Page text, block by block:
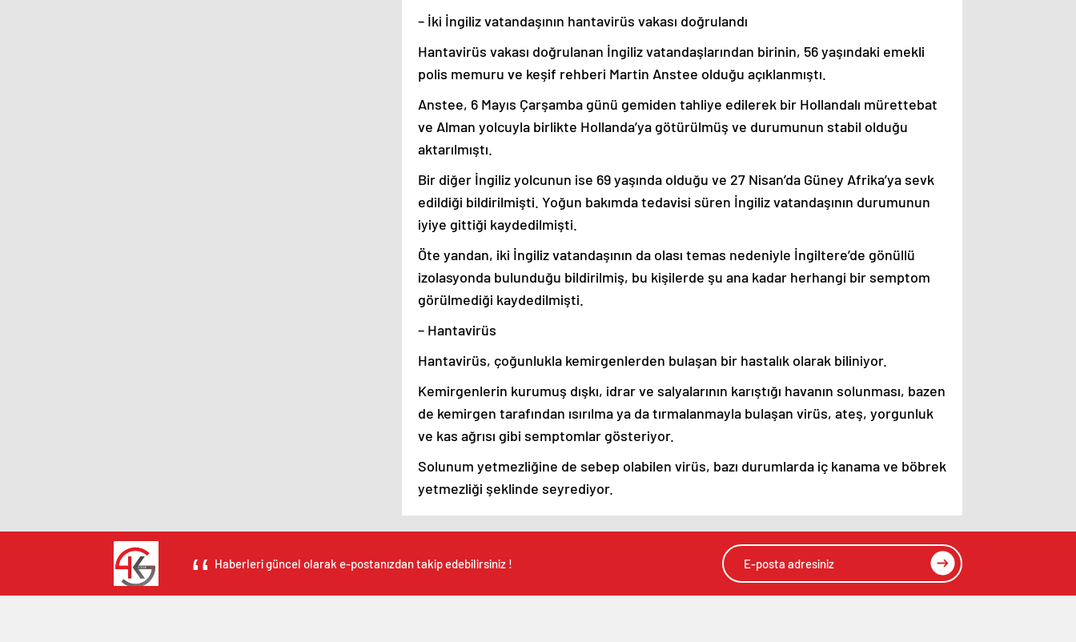
– İki İngiliz vatandaşının hantavirüs vakası doğrulandı
Hantavirüs vakası doğrulanan İngiliz vatandaşlarından birinin, 56 yaşındaki emekli
polis memuru ve keşif rehberi Martin Anstee olduğu açıklanmıştı.
Anstee, 6 Mayıs Çarşamba günü gemiden tahliye edilerek bir Hollandalı mürettebat
ve Alman yolcuyla birlikte Hollanda’ya götürülmüş ve durumunun stabil olduğu
aktarılmıştı.
Bir diğer İngiliz yolcunun ise 69 yaşında olduğu ve 27 Nisan’da Güney Afrika’ya sevk
edildiği bildirilmişti. Yoğun bakımda tedavisi süren İngiliz vatandaşının durumunun
iyiye gittiği kaydedilmişti.
Öte yandan, iki İngiliz vatandaşının da olası temas nedeniyle İngiltere’de gönüllü
izolasyonda bulunduğu bildirilmiş, bu kişilerde şu ana kadar herhangi bir semptom
görülmediği kaydedilmişti.
– Hantavirüs
Hantavirüs, çoğunlukla kemirgenlerden bulaşan bir hastalık olarak biliniyor.
Kemirgenlerin kurumuş dışkı, idrar ve salyalarının karıştığı havanın solunması, bazen
de kemirgen tarafından ısırılma ya da tırmalanmayla bulaşan virüs, ateş, yorgunluk
ve kas ağrısı gibi semptomlar gösteriyor.
Solunum yetmezliğine de sebep olabilen virüs, bazı durumlarda iç kanama ve böbrek
yetmezliği şeklinde seyrediyor.
Haberleri güncel olarak e-postanızdan takip edebilirsiniz !